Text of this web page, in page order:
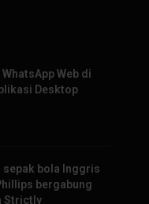
Web di
Desktop
sepak bola Inggris
bergabung
Strictly